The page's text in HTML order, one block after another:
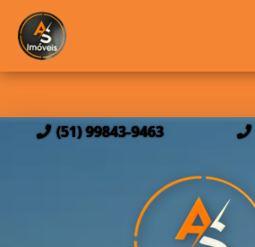
(51) 99843-9463